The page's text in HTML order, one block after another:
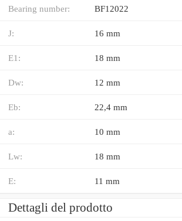
Bearing number: BF12022
J: 16 mm
E1: 18 mm
Dw: 12 mm
Eb: 22,4 mm
a: 10 mm
Lw: 18 mm
E: 11 mm
Dettagli del prodotto